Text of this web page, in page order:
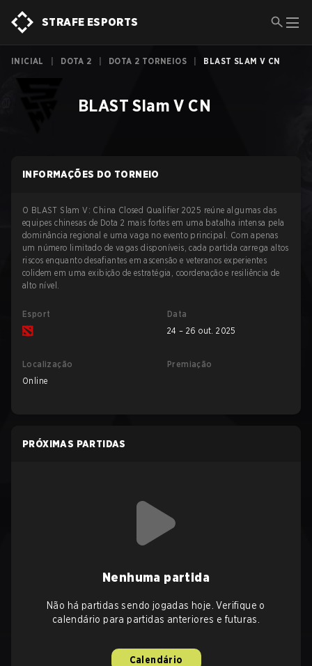
STRAFE ESPORTS
INICIAL DOTA 2 DOTA 2 TORNEIOS BLAST SLAM V CN
BLAST Slam V CN
INFORMAÇÕES DO TORNEIO
O BLAST Slam V: China Closed Qualifier 2025 reúne algumas das
equipes chinesas de Dota 2 mais fortes em uma batalha intensa pela
dominância regional e uma vaga no evento principal. Com apenas
um número limitado de vagas disponíveis, cada partida carrega altos
riscos enquanto desafiantes em ascensão e veteranos experientes
colidem em uma exibição de estratégia, coordenação e resiliência de
alto nível.
Esport
Data
24 – 26 out. 2025
Localização
Online
Premiação
PRÓXIMAS PARTIDAS
Nenhuma partida
Não há partidas sendo jogadas hoje. Verifique o
calendário para partidas anteriores e futuras.
Calendário